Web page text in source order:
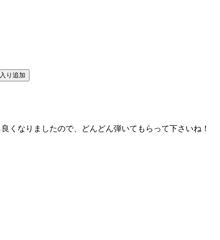
くなりましたので、どんどん弾いてもらって下さいね！